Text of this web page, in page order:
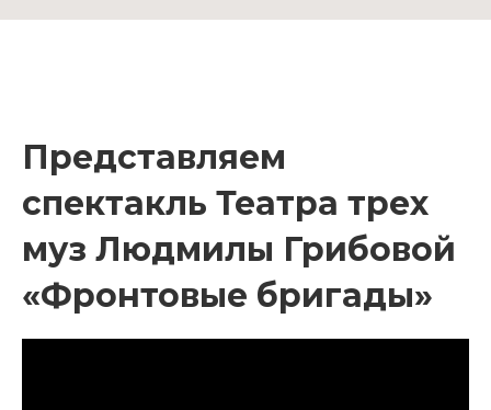
Представляем
спектакль Театра трех
муз Людмилы Грибовой
«Фронтовые бригады»